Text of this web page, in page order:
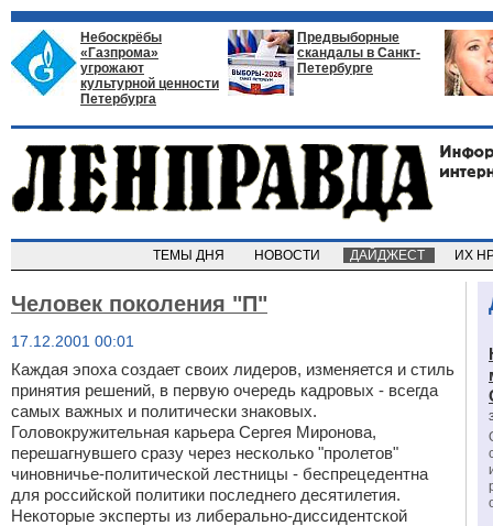
Небоскрёбы
«Газпрома»
угрожают
культурной ценности
Петербурга
Предвыборные
скандалы в Санкт-
Петербурге
ТЕМЫ ДНЯ НОВОСТИ ДАЙДЖЕСТ ИХ
Человек поколения "П"
17.12.2001 00:01
Каждая эпоха создает своих лидеров, изменяется и стиль
принятия решений, в первую очередь кадровых - всегда
самых важных и политически знаковых.
Головокружительная карьера Сергея Миронова,
перешагнувшего сразу через несколько "пролетов"
чиновничье-политической лестницы - беспрецедентна
для российской политики последнего десятилетия.
Некоторые эксперты из либерально-диссидентской